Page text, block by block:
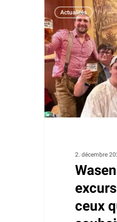
2024
:
Une
excursion
pour
ceux
qui
souhaitent
folklorique
Actualités
2. décembre
ceux